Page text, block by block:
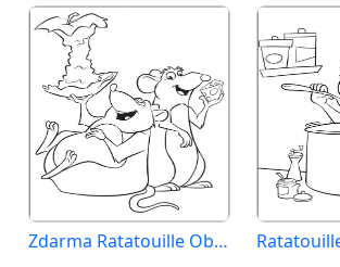
Zdarma Ratatouille Obrázek